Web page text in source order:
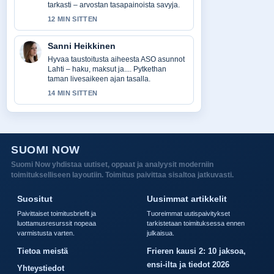
tarkasti – arvostan tasapainoista savyja.
12 MIN SITTEN
Sanni Heikkinen
Hyvaa taustoitusta aiheesta ASO asunnot
Lahti – haku, maksut ja.... Pytkethan
taman livesaikeen ajan tasalla.
14 MIN SITTEN
SUOMI NOW
Suomi Now yhdistaa uutiset, oppaat ja analyysit moderniin
toimitukselliseen layoutiin. Toimitus paivittaa sisaltoa jatkuvasti.
Suositut
Paivittaiset toimitusbriefit ja
luottamusresurssit nopeaa
varmistusta varten.
Tietoa meistä
Yhteystiedot
Uusimmat artikkelit
Tuoreimmat uutispaivitykset
tarkistetaan toimituksessa ennen
julkaisua.
Frieren kausi 2: 10 jaksoa,
ensi-ilta ja tiedot 2026